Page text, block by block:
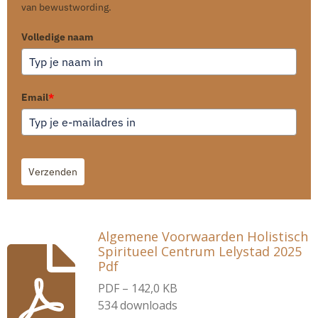
van bewustwording.
Volledige naam
Email*
Verzenden
Algemene Voorwaarden Holistisch
Spiritueel Centrum Lelystad 2025
Pdf
PDF – 142,0 KB
534 downloads